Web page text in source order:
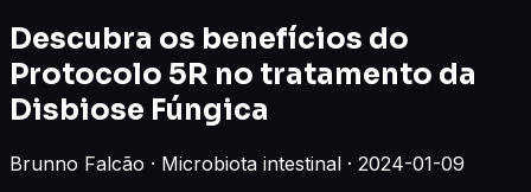
Descubra os benefícios do
Protocolo 5R no tratamento da
Disbiose Fúngica
Brunno Falcão · Microbiota intestinal · 2024-01-09